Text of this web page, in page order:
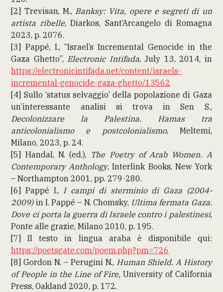
[2] Trevisan, M., Banksy: Vita, opere e segreti di un
artista ribelle, Diarkos, Sant’Arcangelo di Romagna
2023, p. 2076.
[3] Pappé, I., “Israel’s Incremental Genocide in the
Gaza Ghetto”, Electronic Intifada, July 13, 2014, in
https://electronicintifada.net/content/israels-
incremental-genocide-gaza-ghetto/13562
[4] Sullo ‘status selvaggio’ della popolazione di Gaza
un’interessante analisi si trova in Sen S.,
Decolonizzare la Palestina. Hamas tra
anticolonialismo e postcolonialismo, Meltemi,
Milano, 2023, p. 24.
[5] Handal, N. (ed.), The Poetry of Arab Women. A
Contemporary Anthology, Interlink Books, New York
– Northampton 2001, pp. 279-280.
[6] Pappé I., I campi di sterminio di Gaza (2004-
2009)in I. Pappé – N. Chomsky, Ultima fermata Gaza.
Dove ci porta la guerra di Israele contro i palestinesi,
Ponte alle grazie, Milano 2010, p. 195.
[7] Il testo in lingua araba è disponibile qui:
https://poetsgate.com/poem.php?pm=726
[8] Gordon N. – Perugini N., Human Shield. A History
of People in the Line of Fire,University of California
Press, Oakland 2020, p. 172.